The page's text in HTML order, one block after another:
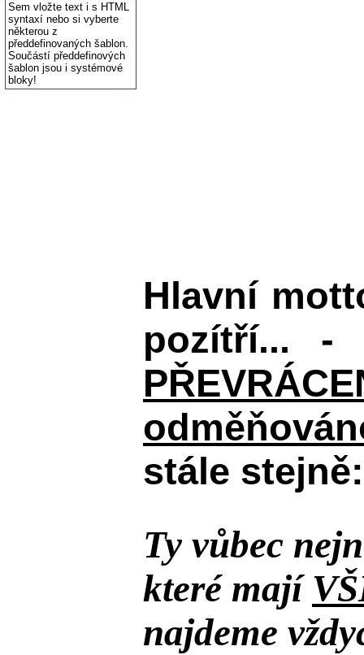
Sem vložte text i s HTML
syntaxí nebo si vyberte
některou z
předdefinovaných šablon.
Součástí předdefinových
šablon jsou i systémové
bloky!
Hlavní
pozítří...
stále stejně:
Ty vůbec
které mají
najdeme